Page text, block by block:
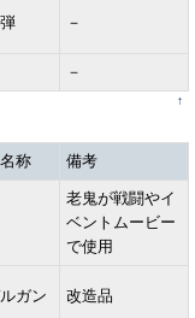
－
－
↑
称 備考
老鬼が戦闘やイ
ベントムービー
で使用
ガン 改造品